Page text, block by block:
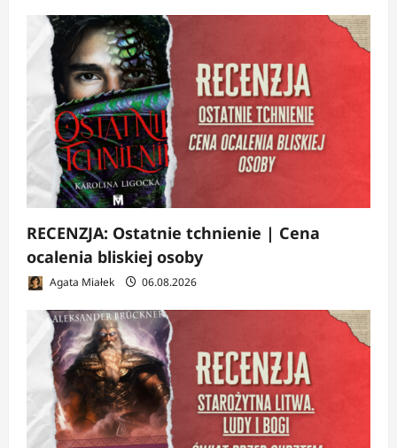
RECENZJA: Ostatnie tchnienie | Cena
ocalenia bliskiej osoby
Agata Miałek 06.08.2026